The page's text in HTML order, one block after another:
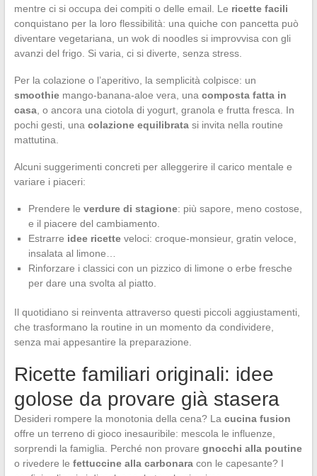
mentre ci si occupa dei compiti o delle email. Le ricette facili
conquistano per la loro flessibilità: una quiche con pancetta può
diventare vegetariana, un wok di noodles si improvvisa con gli
avanzi del frigo. Si varia, ci si diverte, senza stress.
Per la colazione o l’aperitivo, la semplicità colpisce: un
smoothiemango-banana-aloe vera, una composta fatta in
casa, o ancora una ciotola di yogurt, granola e frutta fresca. In
pochi gesti, una colazione equilibratasi invita nella routine
mattutina.
Alcuni suggerimenti concreti per alleggerire il carico mentale e
variare i piaceri:
Prendere le verdure di stagione: più sapore, meno costose,
e il piacere del cambiamento.
Estrarre idee ricetteveloci: croque-monsieur, gratin veloce,
insalata al limone…
Rinforzare i classici con un pizzico di limone o erbe fresche
per dare una svolta al piatto.
Il quotidiano si reinventa attraverso questi piccoli aggiustamenti,
che trasformano la routine in un momento da condividere,
senza mai appesantire la preparazione.
Ricette familiari originali: idee
golose da provare già stasera
Desideri rompere la monotonia della cena? La cucina fusion
offre un terreno di gioco inesauribile: mescola le influenze,
sorprendi la famiglia. Perché non provare gnocchi alla poutine
o rivedere le fettuccine alla carbonaracon le capesante? I